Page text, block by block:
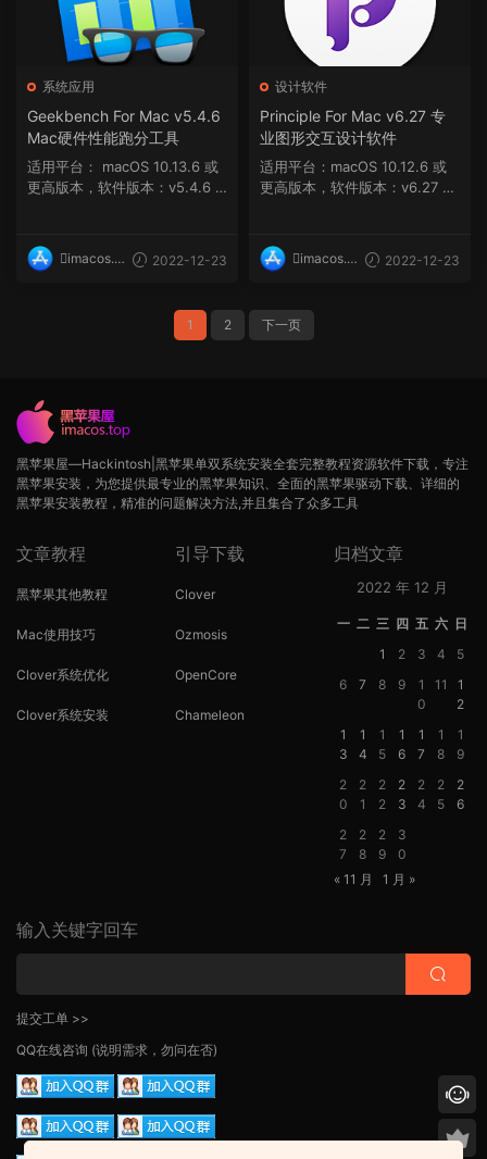
系统应用
Geekbench For Mac v5.4.6
Mac硬件性能跑分工具
适用平台： macOS 10.13.6 或
更高版本，软件版本：v5.4.6 G
imacos.t
2022-12-23
设计软件
Principle For Mac v6.27 专
业图形交互设计软件
适用平台：macOS 10.12.6 或
更高版本，软件版本：v6.27 软
imacos.t
2022-12-23
1 2 下一页
黑苹果屋—Hackintosh|黑苹果单双系统安装全套完整教程资源软件下载，专注
黑苹果安装，为您提供最专业的黑苹果知识、全面的黑苹果驱动下载、详细的
黑苹果安装教程，精准的问题解决方法,并且集合了众多工具
文章教程
黑苹果其他教程
Mac使用技巧
Clover系统优化
Clover系统安装
引导下载
Clover
Ozmosis
OpenCore
Chameleon
归档文章
2022 年 12 月
一 二 三 四 五 六 日
1
2 3 4
5
6
7 8 9
1
0
11
1
2
1
3
1
4
1
5
1
6
1
7
1
8
1
9
2
0
2
1
2
2
2
3
2
4
2
5
2
6
2
7
2
8
2
9
3
0
« 11 月
1 月 »
输入关键字回车
提交工单 >>
QQ在线咨询 (说明需求，勿问在否)